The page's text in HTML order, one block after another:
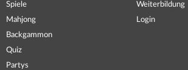
Spiele
Mahjong
Backgammon
Quiz
Partys
Weiterbildung
Login